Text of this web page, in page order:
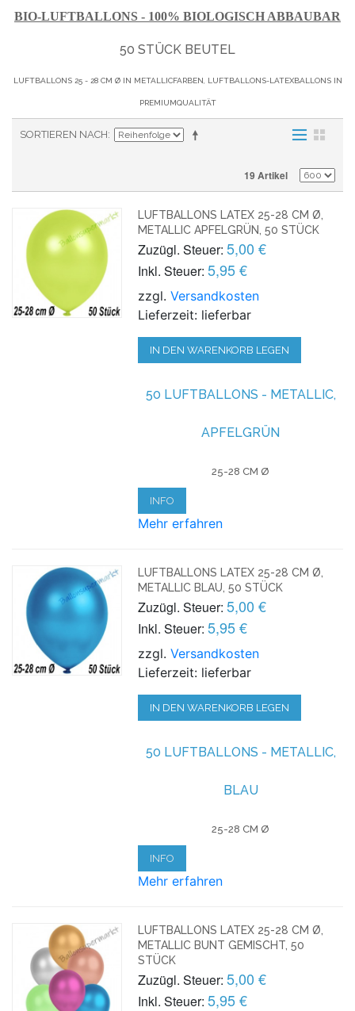
BIO-LUFTBALLONS - 100% BIOLOGISCH ABBAUBAR
50 STÜCK BEUTEL
LUFTBALLONS 25 - 28 CM Ø IN METALLICFARBEN, LUFTBALLONS-LATEXBALLONS IN
PREMIUMQUALITÄT
SORTIEREN NACH
19 Artikel
LUFTBALLONS LATEX 25-28 CM Ø,
METALLIC APFELGRÜN, 50 STÜCK
Zuzügl. Steuer: 5,00 €
Inkl. Steuer: 5,95 €
zzgl.Versandkosten
Lieferzeit: lieferbar
IN DEN WARENKORB LEGEN
50 LUFTBALLONS - METALLIC,
APFELGRÜN
25-28 CM Ø
INFO
Mehr erfahren
LUFTBALLONS LATEX 25-28 CM Ø,
METALLIC BLAU, 50 STÜCK
Zuzügl. Steuer: 5,00 €
Inkl. Steuer: 5,95 €
zzgl.Versandkosten
Lieferzeit: lieferbar
IN DEN WARENKORB LEGEN
50 LUFTBALLONS - METALLIC,
BLAU
25-28 CM Ø
INFO
Mehr erfahren
LUFTBALLONS LATEX 25-28 CM Ø,
METALLIC BUNT GEMISCHT, 50
STÜCK
Zuzügl. Steuer: 5,00 €
Inkl. Steuer: 5,95 €